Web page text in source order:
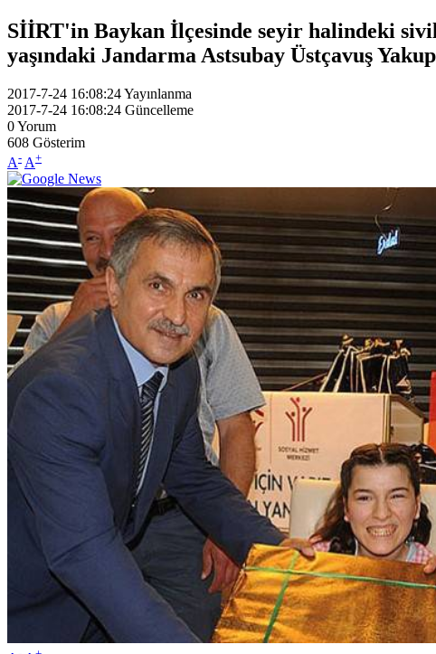
SİİRT'in Baykan İlçesinde seyir halindeki
yaşındaki Jandarma Astsubay Üstçavuş
2017-7-24 16:08:24Yayınlanma
2017-7-24 16:08:24 Güncelleme
0Yorum
608 Gösterim
A- A+